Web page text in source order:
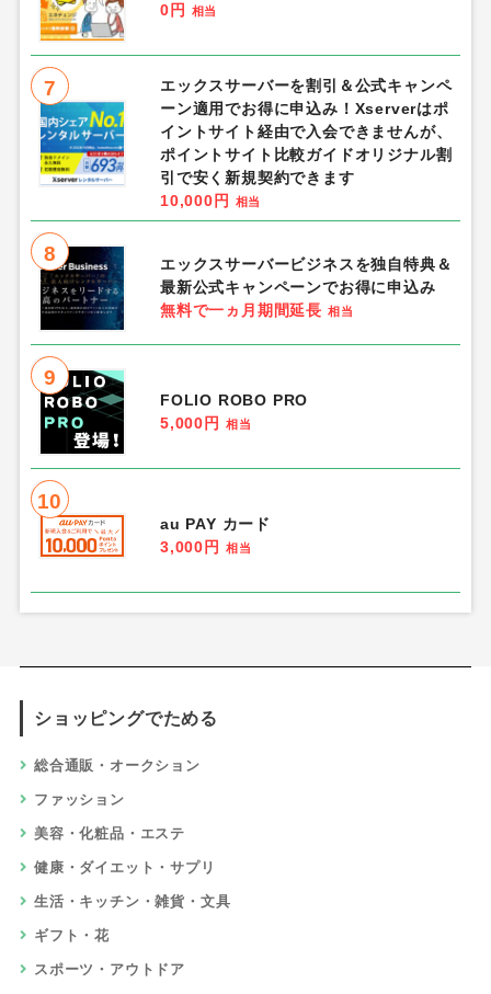
0円
相当
7
エックスサーバーを割引＆公式キャンペ
ーン適用でお得に申込み！Xserverはポ
イントサイト経由で入会できませんが、
ポイントサイト比較ガイドオリジナル割
引で安く新規契約できます
10,000円
相当
8
エックスサーバービジネスを独自特典＆
最新公式キャンペーンでお得に申込み
無料で一ヵ月期間延長 相当
9
FOLIO ROBO PRO
5,000円
相当
10
au PAY カード
3,000円
相当
ショッピングでためる
総合通販・オークション
ファッション
美容・化粧品・エステ
健康・ダイエット・サプリ
生活・キッチン・雑貨・文具
ギフト・花
スポーツ・アウトドア